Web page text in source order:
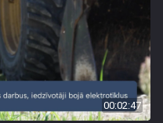
00:02:47